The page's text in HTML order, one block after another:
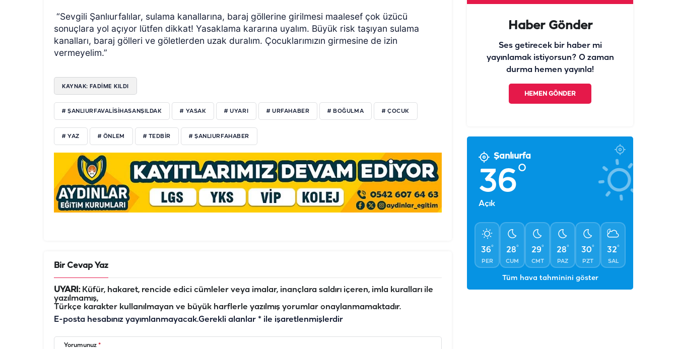
“Sevgili Şanlıurfalılar, sulama kanallarına, baraj göllerine girilmesi maalesef çok üzücü
sonuçlara yol açıyor lütfen dikkat! Yasaklama kararına uyalım. Büyük risk taşıyan sulama
kanalları, baraj gölleri ve göletlerden uzak duralım. Çocuklarımızın girmesine de izin
vermeyelim.”
KAYNAK: FADIME KILDI
# ŞANLIURFAVALISIHASANŞILDAK # YASAK # UYARI # URFAHABER # BOĞULMA # ÇOCUK
# YAZ # ÖNLEM # TEDBIR # ŞANLIURFAHABER
Bir Cevap Yaz
UYARI:Küfür, hakaret, rencide edici cümleler veya imalar, inançlara saldırı içeren, imla kuralları ile
yazılmamış,
Türkçe karakter kullanılmayan ve büyük harflerle yazılmış yorumlar onaylanmamaktadır.
E-posta hesabınız yayımlanmayacak.Gerekli alanlar * ile işaretlenmişlerdir
Yorumunuz *
Haber Gönder
Ses getirecek bir haber mi
yayınlamak istiyorsun? O zaman
durma hemen yayınla!
HEMEN GÖNDER
Şanlıurfa
36°
Açık
36°
PER
28°
CUM
29°
CMT
28°
PAZ
30°
PZT
32°
SAL
Tüm hava tahminini göster